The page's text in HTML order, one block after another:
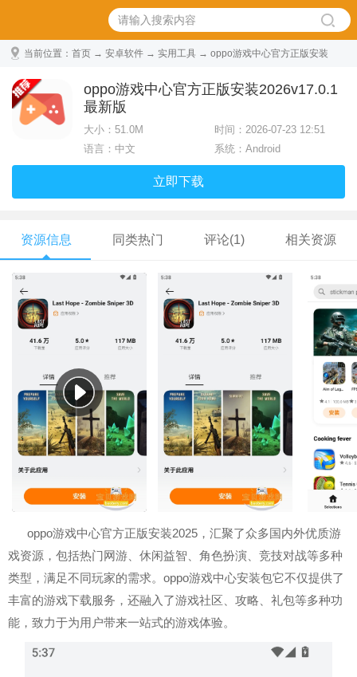
当前位置： 首页 → 安卓软件 → 实用工具 → oppo游戏中心官方正版安装
oppo游戏中心官方正版安装2026v17.0.1
最新版
大小： 51.0M
时间：2026-07-23 12:51
语言：中文
系统：Android
立即下载
资源信息 同类热门 评论(1) 相关资源
oppo游戏中心官方正版安装2025，汇聚了众多国内外优质游
戏资源，包括热门网游、休闲益智、角色扮演、竞技对战等多种
类型，满足不同玩家的需求。oppo游戏中心安装包它不仅提供了
丰富的游戏下载服务，还融入了游戏社区、攻略、礼包等多种功
能，致力于为用户带来一站式的游戏体验。